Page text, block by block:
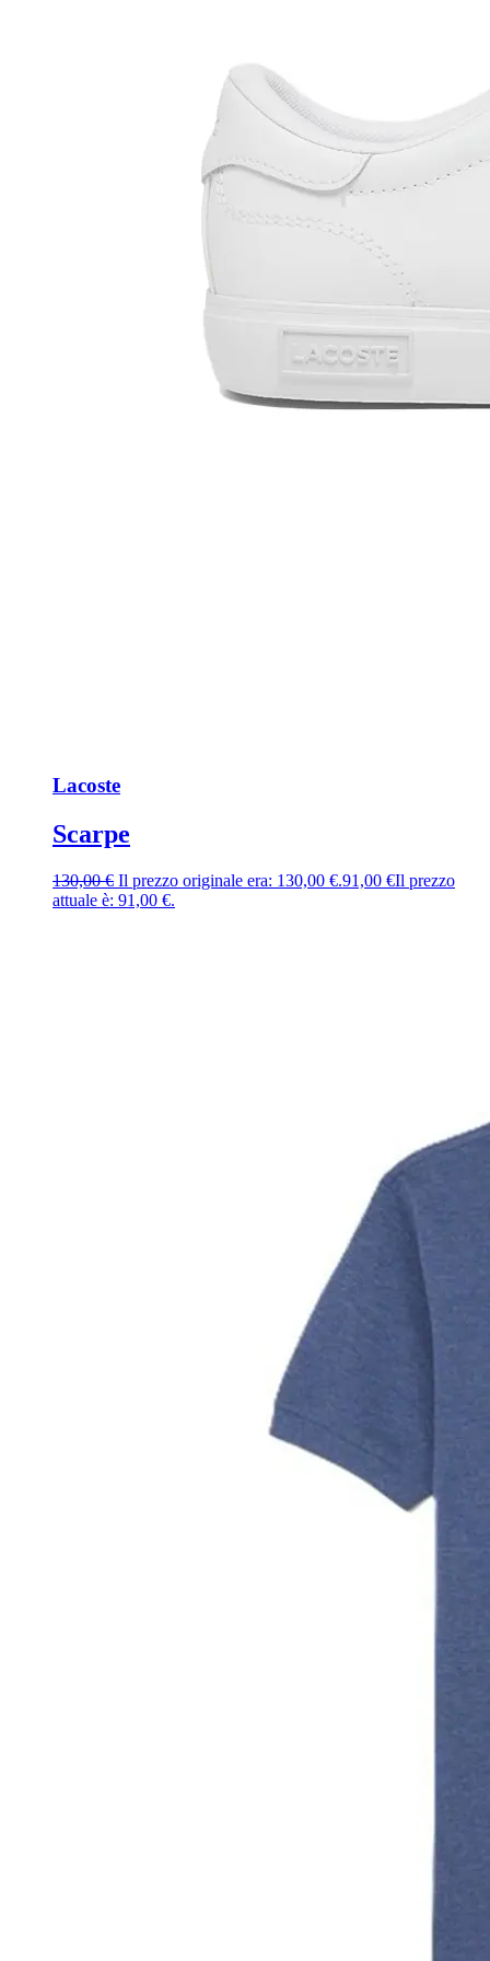
Lacoste
Scarpe
130,00€ Il prezzo originale era: 130,00 €.91,00 €Il prezzo
attuale è: 91,00 €.